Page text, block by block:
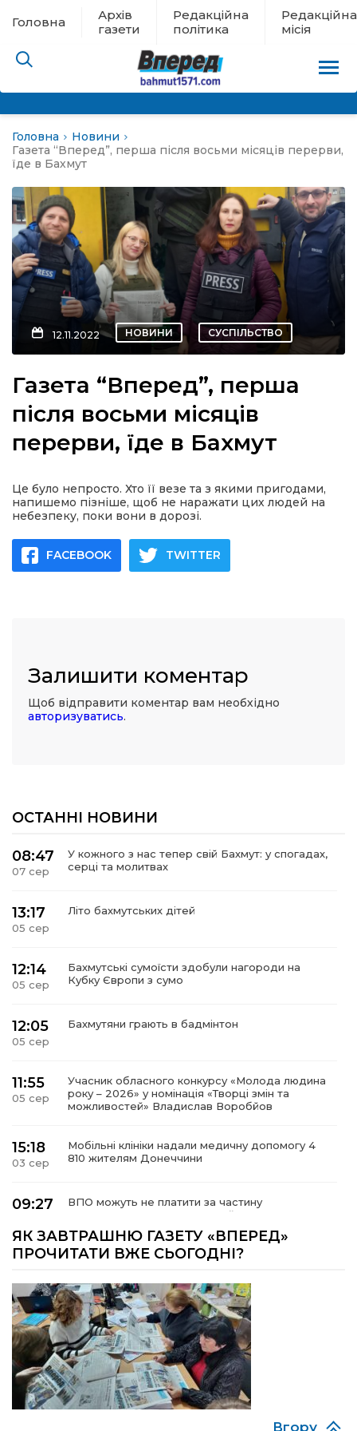
Головна
Архів
газети
Редакційна
політика
Редакційна
місія
евакуації
новини
політика
місія
Головна
Новини
Газета “Вперед”, перша після восьми місяців перерви,
їде в Бахмут
12.11.2022 НОВИНИ СУСПІЛЬСТВО
Газета “Вперед”, перша
після восьми місяців
перерви, їде в Бахмут
Це було непросто. Хто її везе та з якими пригодами,
напишемо пізніше, щоб не наражати цих людей на
небезпеку, поки вони в дорозі.
FACEBOOK TWITTER
Залишити коментар
Щоб відправити коментар вам необхідно
авторизуватись.
ОСТАННІ НОВИНИ
08:47
07 сер
У кожного з нас тепер свій Бахмут: у спогадах,
серці та молитвах
13:17
05 сер
Літо бахмутських дітей
12:14
05 сер
Бахмутські сумоїсти здобули нагороди на
Кубку Європи з сумо
12:05
05 сер
Бахмутяни грають в бадмінтон
11:55
05 сер
Учасник обласного конкурсу «Молода людина
року – 2026» у номінація «Творці змін та
можливостей» Владислав Воробйов
15:18
03 сер
Мобільні клініки надали медичну допомогу 4
810 жителям Донеччини
09:27
ВПО можуть не платити за частину
комунальних послуг: про що йдеться
14:12
Досі ВПО? Юристка розповіла, коли
внутрішньо переміщеної особи
14:04
01 сер
Учасниця обласного конкурсу «Молода
людина року – 2026» у номінації «Пульс життя»
Аліна Кулик
15:58
31 лип
Літо в Жовтих Водах
ЯК ЗАВТРАШНЮ ГАЗЕТУ «ВПЕРЕД»
ПРОЧИТАТИ ВЖЕ СЬОГОДНІ?
Вгору